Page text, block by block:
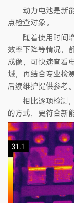
动力电池是新
点检查对象。
随着使用时间
效率下降等情况，
成像，可快速查看
域，再结合专业检
后续维护提供参考。
相比逐项检测
的方式，更符合新